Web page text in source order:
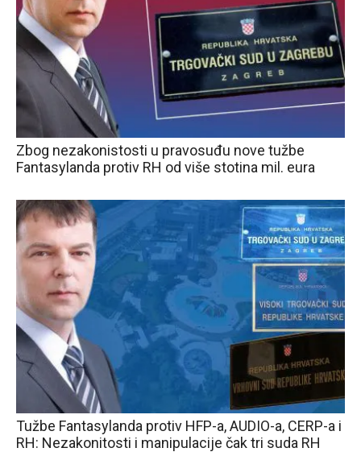
Zbog nezakonistosti u pravosuđu nove tužbe
Fantasylanda protiv RH od više stotina mil. eura
Tužbe Fantasylanda protiv HFP-a, AUDIO-a, CERP-a i
RH: Nezakonitosti i manipulacije čak tri suda RH